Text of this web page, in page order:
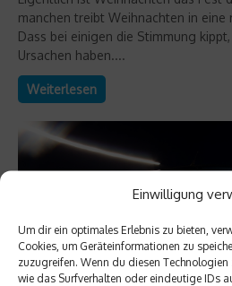
Einwilligung
Um dir ein optimales Erlebnis zu bieten,
Cookies, um Geräteinformationen zu
zuzugreifen. Wenn du diesen
wie das Surfverhalten oder eindeutige IDs
manchen treibt Weihnachten in
Dass bei einigen die Stimmung
Ursachen haben....
Weiterlesen